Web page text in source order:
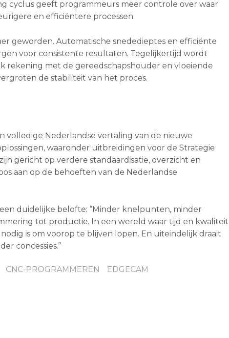
cyclus geeft programmeurs meer controle over waar
en efficiëntere processen.
geworden. Automatische snededieptes en efficiënte
voor consistente resultaten. Tegelijkertijd wordt
rekening met de gereedschapshouder en vloeiende
de stabiliteit van het proces.
volledige Nederlandse vertaling van de nieuwe
waaronder uitbreidingen voor de Strategie
gericht op verdere standaardisatie, overzicht en
aan op de behoeften van de Nederlandse
duidelijke belofte: “Minder knelpunten, minder
tot productie. In een wereld waar tijd en kwaliteit
is om voorop te blijven lopen. En uiteindelijk draait
concessies.”
CNC-PROGRAMMEREN
EDGECAM